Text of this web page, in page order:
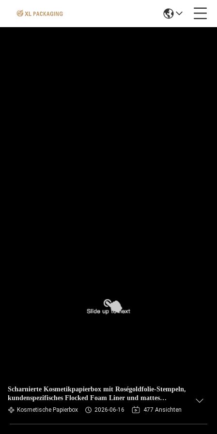
Scharnierte Kosmetikpapierbox mit Roségoldfolie-Stempeln,
kundenspezifisches Flocked Foam Liner und mattes
Metallpapier für Hautpflegeverpackungen
Kosmetische Papierbox 2026-06-16 477 Ansichten